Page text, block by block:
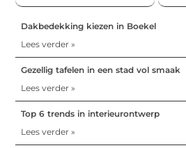
Dakbedekking kiezen in Boekel
Lees verder »
Gezellig tafelen in een stad vol smaak
Lees verder »
Top 6 trends in interieurontwerp
Lees verder »